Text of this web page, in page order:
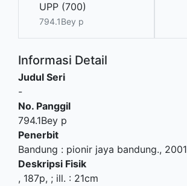
UPP (700)
794.1Bey p
Informasi Detail
Judul Seri
-
No. Panggil
794.1Bey p
Penerbit
Bandung : pionir jaya bandung., 2001
Deskripsi Fisik
, 187p, ; ill. : 21cm